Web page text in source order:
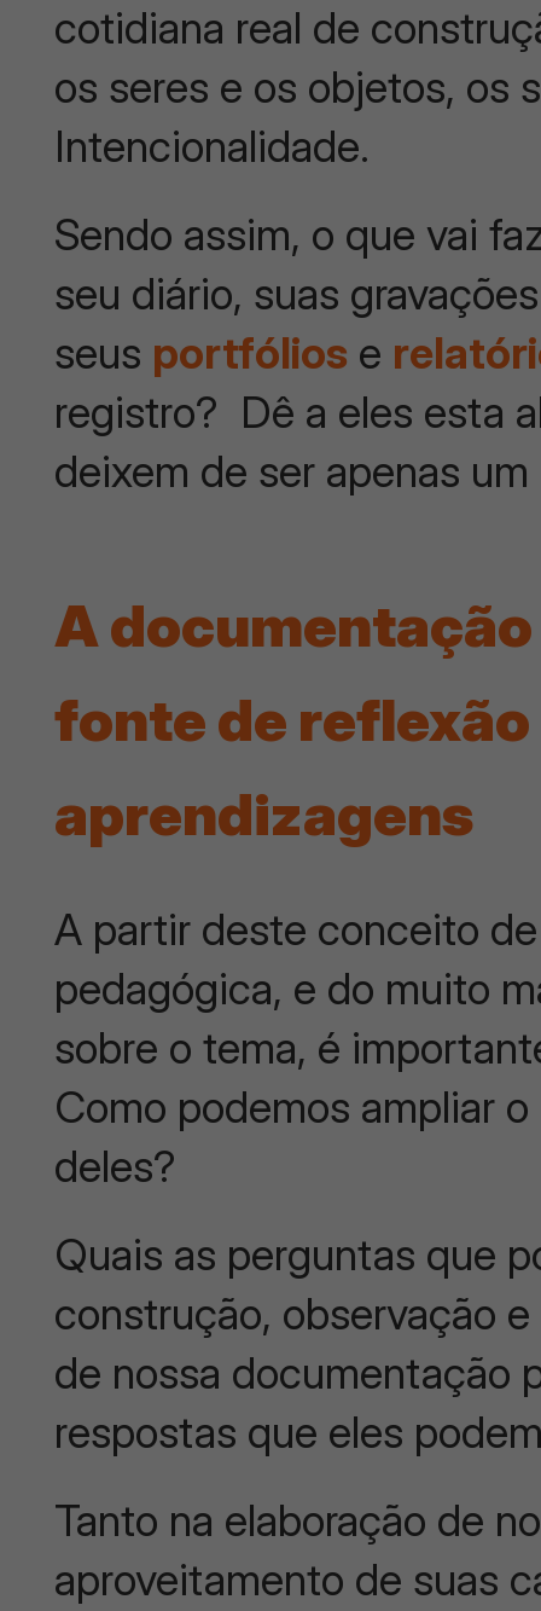
cotidiana real de
os seres e os objetos, os
Intencionalidade.
Sendo assim, o que vai
seu diário, suas
seus portfólios e
registro? Dê a eles esta
deixem de ser apenas
A
fonte de
aprendizagens
A partir deste conceito
pedagógica, e do muito
sobre o tema, é
Como podemos ampliar
deles?
Quais as perguntas que
construção, observação
de nossa documentação
respostas que eles
Tanto na elaboração de
aproveitamento de suas